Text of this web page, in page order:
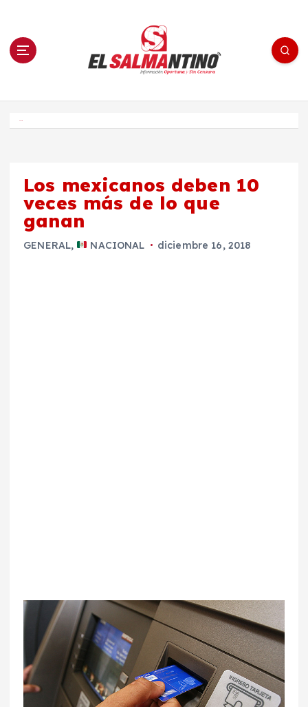
n El Salmantino - medios/noticias/editorial
Los mexicanos deben 10
veces más de lo que
ganan
GENERAL, NACIONAL diciembre 16, 2018